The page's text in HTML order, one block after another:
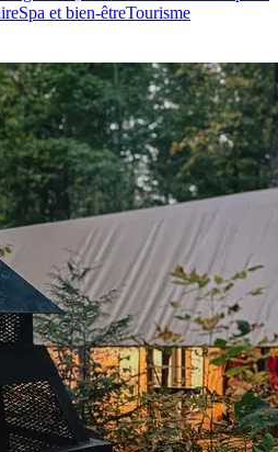
Spa et bien-êtreTourisme